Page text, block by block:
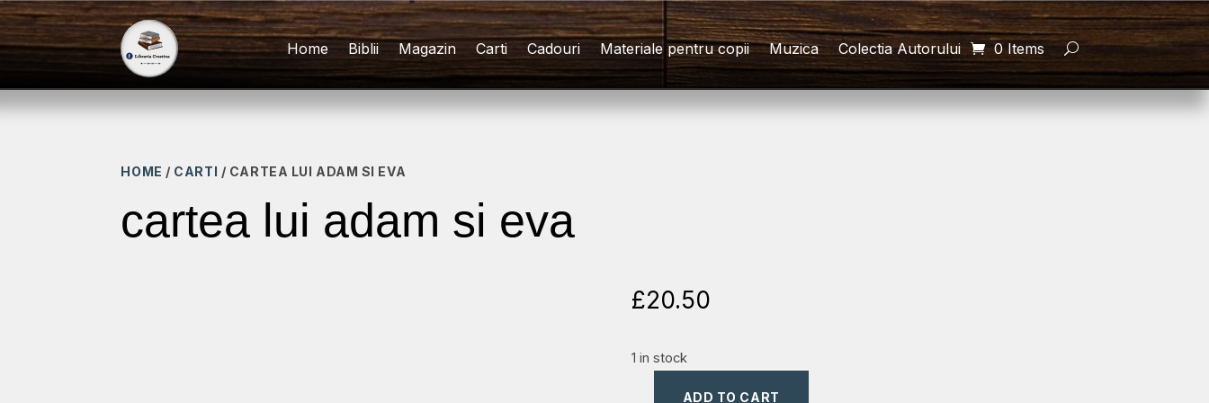
Home Biblii Magazin Carti Cadouri Materiale pentru copii Muzica Colectia Autorului 0 Items
HOME / CARTI / CARTEA LUI ADAM SI EVA
cartea lui adam si eva
£20.50
1 in stock
ADD TO CART